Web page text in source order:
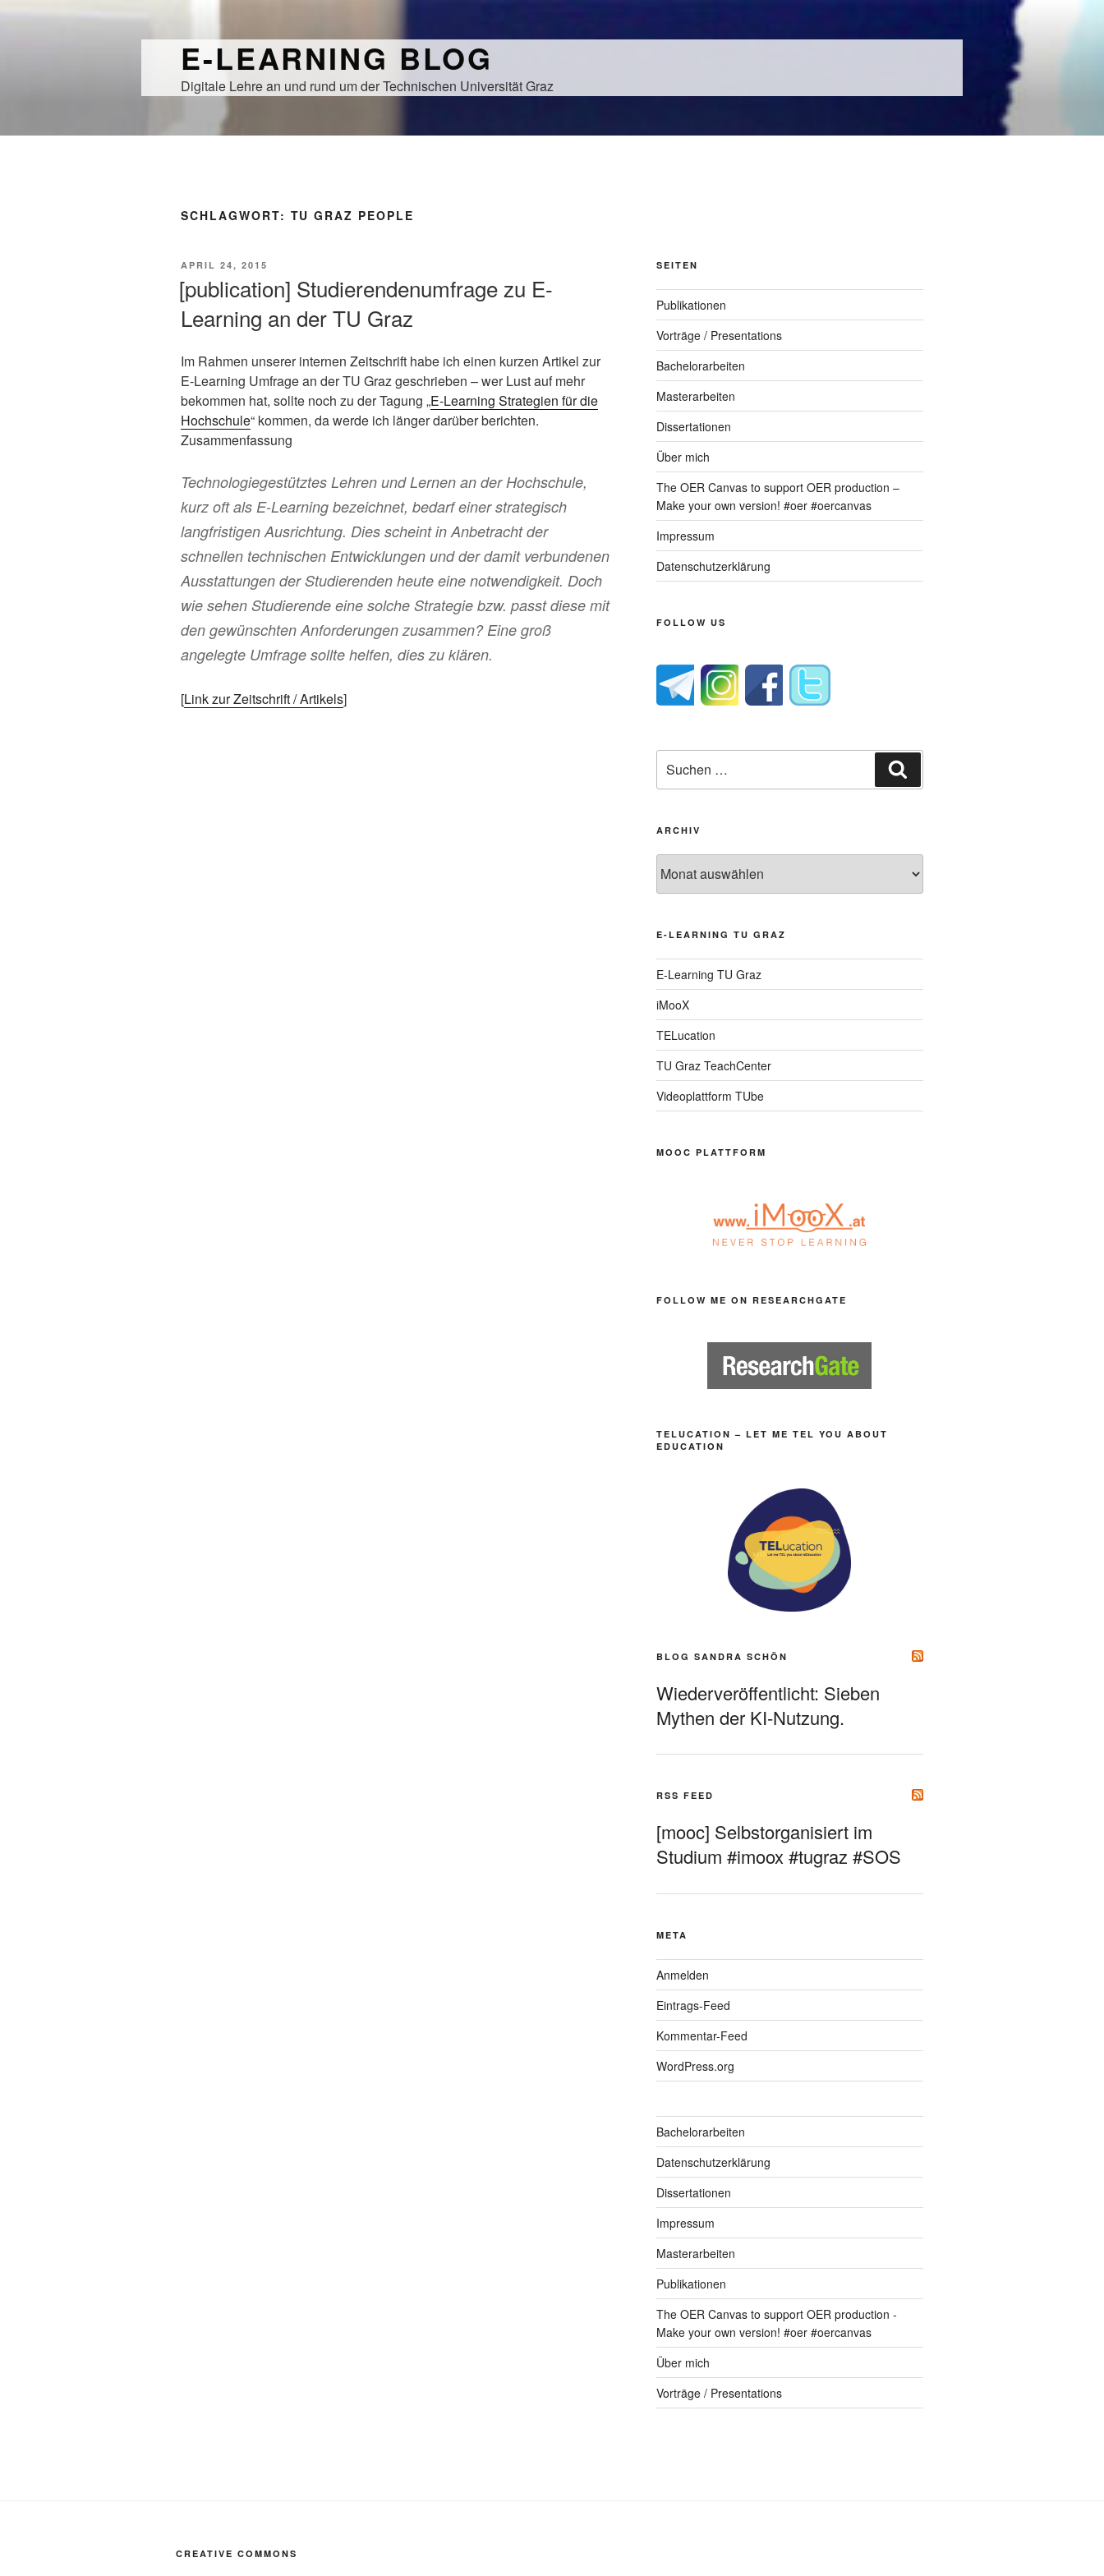
E-LEARNING BLOG
Digitale Lehre an und rund um der Technischen Universität Graz
SCHLAGWORT: TU GRAZ PEOPLE
VERÖFFENTLICHT
APRIL 24, 2015
[publication] Studierendenumfrage zu E-
Learning an der TU Graz
Im Rahmen unserer internen Zeitschrift habe ich einen kurzen Artikel zur
E-Learning Umfrage an der TU Graz geschrieben – wer Lust auf mehr
bekommen hat, sollte noch zu der Tagung „E-Learning Strategien für die
Hochschule“ kommen, da werde ich länger darüber berichten.
Zusammenfassung
Technologiegestütztes Lehren und Lernen an der Hochschule,
kurz oft als E-Learning bezeichnet, bedarf einer strategisch
langfristigen Ausrichtung. Dies scheint in Anbetracht der
schnellen technischen Entwicklungen und der damit verbundenen
Ausstattungen der Studierenden heute eine notwendigkeit. Doch
wie sehen Studierende eine solche Strategie bzw. passt diese mit
den gewünschten Anforderungen zusammen? Eine groß
angelegte Umfrage sollte helfen, dies zu klären.
[Link zur Zeitschrift / Artikels]
SEITEN
Publikationen
Vorträge / Presentations
Bachelorarbeiten
Masterarbeiten
Dissertationen
Über mich
The OER Canvas to support OER production –
Make your own version! #oer #oercanvas
Impressum
Datenschutzerklärung
FOLLOW US
nach:
ARCHIV
E-LEARNING TU GRAZ
E-Learning TU Graz
iMooX
TELucation
TU Graz TeachCenter
Videoplattform TUbe
MOOC PLATTFORM
FOLLOW ME ON RESEARCHGATE
TELUCATION – LET ME TEL YOU ABOUT
EDUCATION
BLOG SANDRA SCHÖN
Wiederveröffentlicht: Sieben
Mythen der KI-Nutzung.
RSS FEED
[mooc] Selbstorganisiert im
Studium #imoox #tugraz #SOS
META
Anmelden
Eintrags-Feed
Kommentar-Feed
WordPress.org
Bachelorarbeiten
Datenschutzerklärung
Dissertationen
Impressum
Masterarbeiten
Publikationen
The OER Canvas to support OER production -
Make your own version! #oer #oercanvas
Über mich
Vorträge / Presentations
CREATIVE COMMONS